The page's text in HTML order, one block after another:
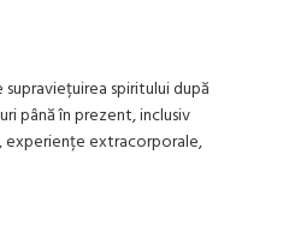
spiritului după
până în prezent, inclusiv
extracorporale,